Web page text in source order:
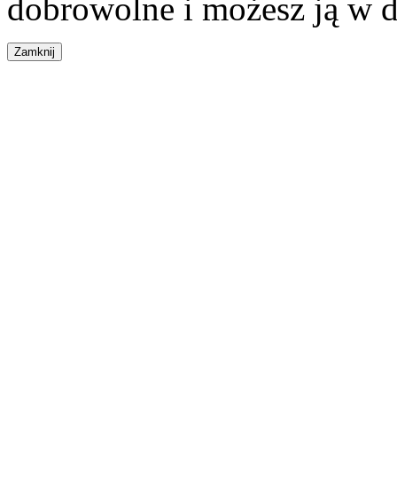
dobrowolne i możesz ją w